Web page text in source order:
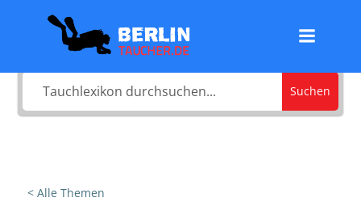
Inhalt
springen
Was sucht du?
Suchen
< Alle Themen